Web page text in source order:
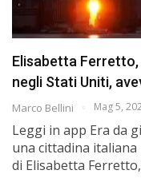
Elisabetta
negli Stati Uniti,
Marco Bellini Mag 5,
Leggi in app Era da
una cittadina
di Elisabetta